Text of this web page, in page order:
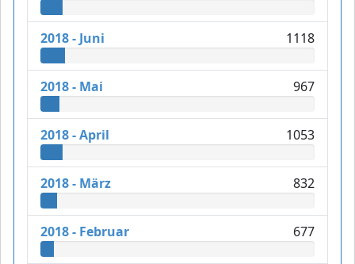
2018 - Juni 1118
2018 - Mai 967
2018 - April 1053
2018 - März 832
2018 - Februar 677